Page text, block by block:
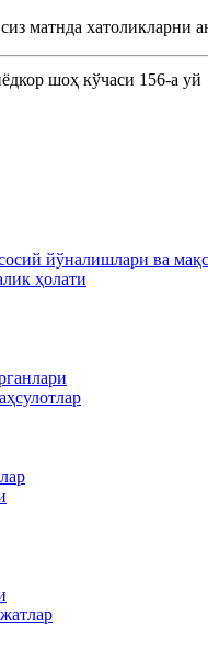
матнда хатоликларни
шоҳ кўчаси 156-а уй
йўналишлари ва
ҳолати